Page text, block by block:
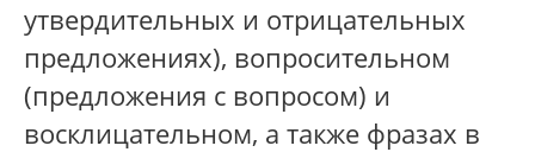
утвердительных и отрицательных
предложениях), вопросительном
(предложения с вопросом) и
восклицательном, а также фразах в